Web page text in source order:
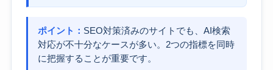
ポイント： SEO対策済みのサイトでも、AI検索
対応が不十分なケースが多い。2つの指標を同時
に把握することが重要です。